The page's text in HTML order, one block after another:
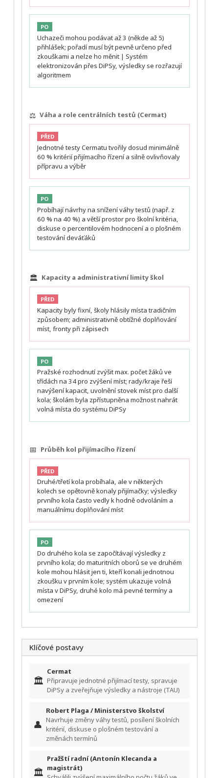
PO
Uchazeči mohou podávat až 3 (někde až 5)
přihlášek; pořadí musí být pevně určeno před
zkouškami a nelze ho měnit | Systém
elektronizován přes DiPSy, výsledky se rozřazují
algoritmem
⚖️ Váha a role centrálních testů (Cermat)
PŘED
Jednotné testy Cermatu tvořily dosud minimálně
60 % kritérií přijímacího řízení a silně ovlivňovaly
přípravu a výběr
PO
Probíhají návrhy na snížení váhy testů (např. z
60 % na 40 %) a větší prostor pro školní kritéria,
diskuse o percentilovém hodnocení a o plošném
testování deváťáků
🏛️ Kapacity a administrativní limity škol
PŘED
Kapacity byly fixní, školy hlásily místa tradičním
způsobem; administrativně obtížné doplňování
míst, fronty při zápisech
PO
Pražské rozhodnutí zvýšit max. počet žáků ve
třídách na 34 pro zvýšení míst; rady/kraje řeší
navýšení kapacit, uvolnění stovek míst pro další
kola; školám byla zpřístupněna možnost nahrát
volná místa do systému DiPSy
📅 Průběh kol přijímacího řízení
PŘED
Druhé/třetí kola probíhala, ale v některých
kolech se opětovně konaly přijímačky; výsledky
prvního kola často vedly k hodně odvoláním a
manuálnímu doplňování míst
PO
Do druhého kola se započítávají výsledky z
prvního kola; do maturitních oborů se ve druhém
kole mohou hlásit jen ti, kteří konali jednotnou
zkoušku v prvním kole; systém ukazuje volná
místa v DiPSy, druhé kolo má pevné termíny a
omezení
Klíčové postavy
🏛️
Cermat
Připravuje jednotné přijímací testy, spravuje
DiPSy a zveřejňuje výsledky a nástroje (TAU)
👤
Robert Plaga / Ministerstvo školství
Navrhuje změny váhy testů, posílení školních
kritérií, diskuse o plošném testování a
změnách termínů
🏛️
Pražští radní (Antonín Klecanda a
magistrát)